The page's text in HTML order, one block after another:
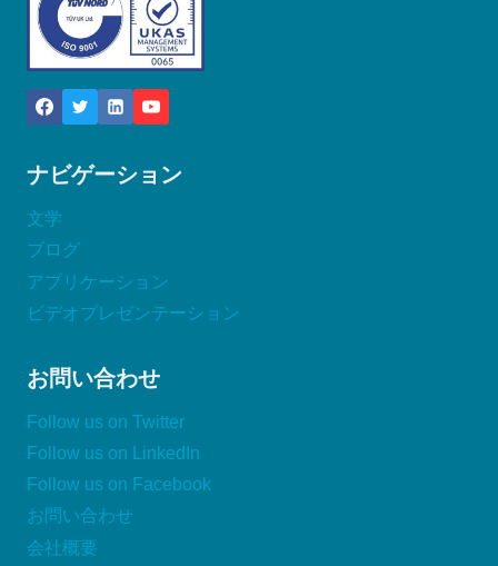
ナビゲーション
文学
ブログ
アプリケーション
ビデオプレゼンテーション
お問い合わせ
Follow us on Twitter
Follow us on LinkedIn
Follow us on Facebook
お問い合わせ
会社概要